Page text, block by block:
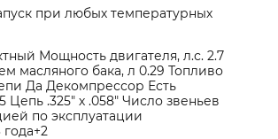
при любых температурных
Мощность двигателя, л.с. 2.7
масляного бака, л 0.29 Топливо
Да Декомпрессор Есть
.325" х .058" Число звеньев
по эксплуатации